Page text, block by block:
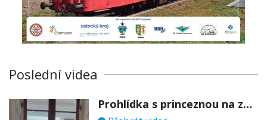
Poslední videa
Prohlídka s princeznou na zámku Stekník